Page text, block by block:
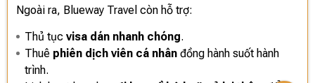
Ngoài ra, Blueway Travel còn hỗ trợ:
Thủ tục visa dán nhanh chóng.
Thuê phiên dịch viên cá nhân đồng hành suốt hành
trình.